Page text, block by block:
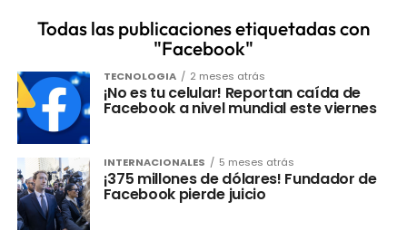
Todas las publicaciones etiquetadas con
"Facebook"
TECNOLOGIA 2 meses atrás
¡No es tu celular! Reportan caída de
Facebook a nivel mundial este viernes
INTERNACIONALES 5 meses atrás
¡375 millones de dólares! Fundador de
Facebook pierde juicio